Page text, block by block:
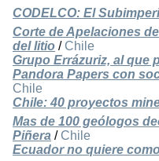
CODELCO: El
Corte de Apelaciones
del litio / Chile
Grupo Errázuriz, al que
Pandora Papers con
Chile
Chile: 40 proyectos
Mas de 100 geólogos
Piñera / Chile
Ecuador no quiere